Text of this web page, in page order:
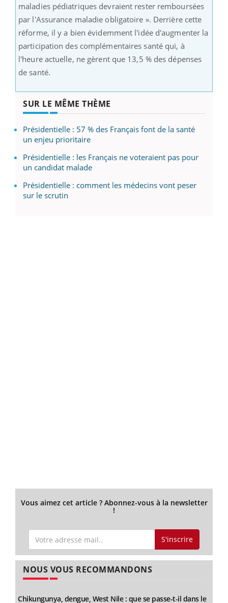
maladies pédiatriques devraient rester remboursées
par l'Assurance maladie obligatoire ». Derrière cette
réforme, il y a bien évidemment l'idée d'augmenter la
participation des complémentaires santé qui, à
l'heure actuelle, ne gèrent que 13,5 % des dépenses
de santé.
SUR LE MÊME THÈME
Présidentielle : 57 % des Français font de la santé
un enjeu prioritaire
Présidentielle : les Français ne voteraient pas pour
un candidat malade
Présidentielle : comment les médecins vont peser
sur le scrutin
Vous aimez cet article ? Abonnez-vous à la newsletter
!
S'inscrire
NOUS VOUS RECOMMANDONS
Chikungunya, dengue, West Nile : que se passe-t-il dans le